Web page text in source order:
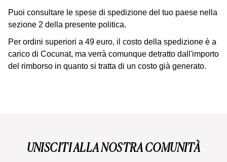
Puoi consultare le spese di spedizione del tuo paese nella
sezione 2 della presente politica.
Per ordini superiori a 49 euro, il costo della spedizione è a
carico di Cocunat, ma verrà comunque detratto dall'importo
del rimborso in quanto si tratta di un costo già generato.
UNISCITI ALLA NOSTRA COMUNITÀ